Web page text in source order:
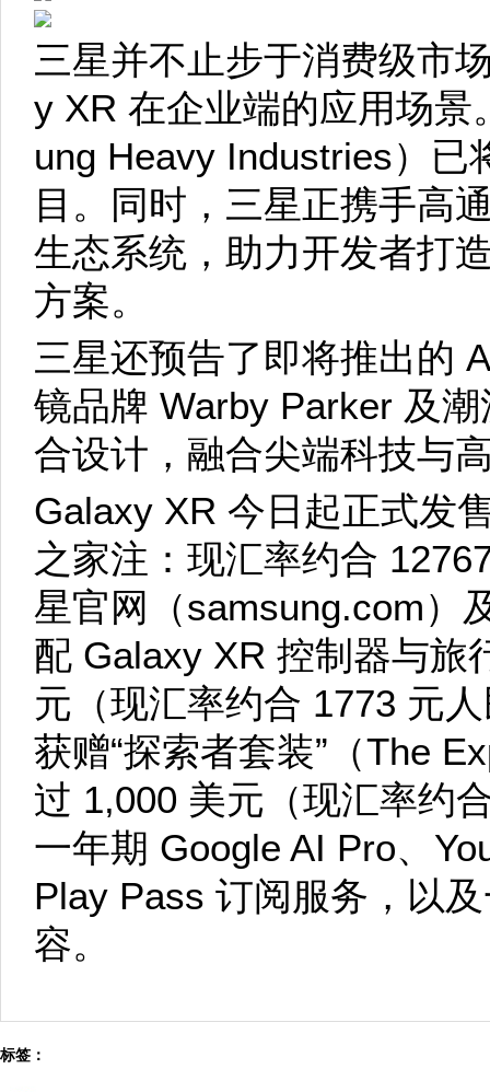
三星并不止步于消费级市
y XR 在企业端的应用场
ung Heavy Industries）已
目。同时，三星正携手高
生态系统，助力开发者打
方案。
三星还预告了即将推出的
镜品牌 Warby Parker 及
合设计，融合尖端科技与
Galaxy XR 今日起正式发
之家注：现汇率约合
星官网（samsung.com）
配 Galaxy XR 控制器与旅
元（现汇率约合 1773 元
获赠“探索者套装”（The
过 1,000 美元（现汇率约
一年期 Google AI Pro、
Play Pass 订阅服务，以
容。
标签：